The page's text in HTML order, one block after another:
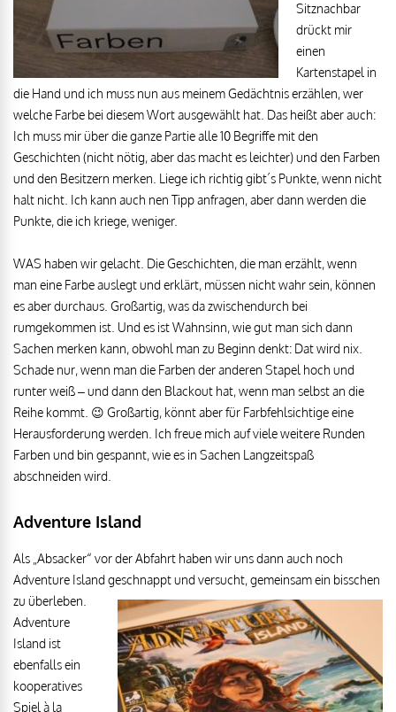
Sitznachbar
drückt mir
einen
Kartenstapel in
die Hand und ich muss nun aus meinem Gedächtnis erzählen, wer
welche Farbe bei diesem Wort ausgewählt hat. Das heißt aber auch:
Ich muss mir über die ganze Partie alle 10 Begriffe mit den
Geschichten (nicht nötig, aber das macht es leichter) und den Farben
und den Besitzern merken. Liege ich richtig gibt´s Punkte, wenn nicht
halt nicht. Ich kann auch nen Tipp anfragen, aber dann werden die
Punkte, die ich kriege, weniger.
WAS haben wir gelacht. Die Geschichten, die man erzählt, wenn
man eine Farbe auslegt und erklärt, müssen nicht wahr sein, können
es aber durchaus. Großartig, was da zwischendurch bei
rumgekommen ist. Und es ist Wahnsinn, wie gut man sich dann
Sachen merken kann, obwohl man zu Beginn denkt: Dat wird nix.
Schade nur, wenn man die Farben der anderen Stapel hoch und
runter weiß – und dann den Blackout hat, wenn man selbst an die
Reihe kommt. 😉 Großartig, könnt aber für Farbfehlsichtige eine
Herausforderung werden. Ich freue mich auf viele weitere Runden
Farben und bin gespannt, wie es in Sachen Langzeitspaß
abschneiden wird.
Adventure Island
Als „Absacker“ vor der Abfahrt haben wir uns dann auch noch
Adventure Island geschnappt und versucht, gemeinsam ein bisschen
zu überleben.
Adventure
Island ist
ebenfalls ein
kooperatives
Spiel à la